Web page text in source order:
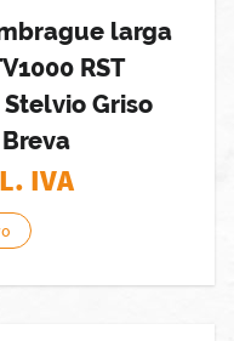
larga
RST
Griso
IVA